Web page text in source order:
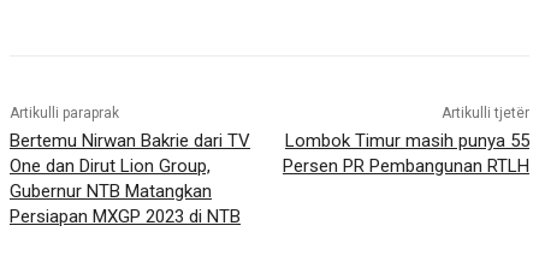
Artikulli paraprak
Bertemu Nirwan Bakrie dari TV
One dan Dirut Lion Group,
Gubernur NTB Matangkan
Persiapan MXGP 2023 di NTB
Artikulli tjetër
Lombok Timur masih punya 55
Persen PR Pembangunan RTLH